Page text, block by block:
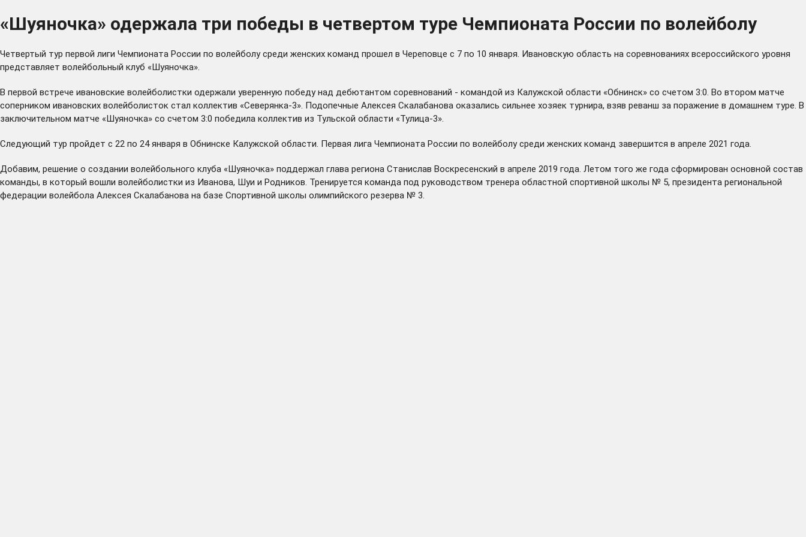
«Шуяночка» одержала три победы в четвертом туре Чемпионата России по волейболу
Четвертый тур первой лиги Чемпионата России по волейболу среди женских команд прошел в Череповце с 7 по 10 января. Ивановскую область на соревнованиях всероссийского уровня
представляет волейбольный клуб «Шуяночка».
В первой встрече ивановские волейболистки одержали уверенную победу над дебютантом соревнований - командой из Калужской области «Обнинск» со счетом 3:0. Во втором матче
соперником ивановских волейболисток стал коллектив «Северянка-3». Подопечные Алексея Скалабанова оказались сильнее хозяек турнира, взяв реванш за поражение в домашнем туре. В
заключительном матче «Шуяночка» со счетом 3:0 победила коллектив из Тульской области «Тулица-3».
Следующий тур пройдет с 22 по 24 января в Обнинске Калужской области. Первая лига Чемпионата России по волейболу среди женских команд завершится в апреле 2021 года.
Добавим, решение о создании волейбольного клуба «Шуяночка» поддержал глава региона Станислав Воскресенский в апреле 2019 года. Летом того же года сформирован основной состав
команды, в который вошли волейболистки из Иванова, Шуи и Родников. Тренируется команда под руководством тренера областной спортивной школы № 5, президента региональной
федерации волейбола Алексея Скалабанова на базе Спортивной школы олимпийского резерва № 3.